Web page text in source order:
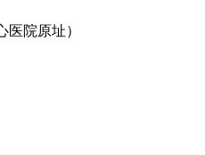
院原址）